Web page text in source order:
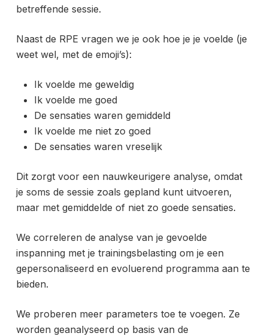
betreffende sessie.
Naast de RPE vragen we je ook hoe je je voelde (je
weet wel, met de emoji’s):
Ik voelde me geweldig
Ik voelde me goed
De sensaties waren gemiddeld
Ik voelde me niet zo goed
De sensaties waren vreselijk
Dit zorgt voor een nauwkeurigere analyse, omdat
je soms de sessie zoals gepland kunt uitvoeren,
maar met gemiddelde of niet zo goede sensaties.
We correleren de analyse van je gevoelde
inspanning met je trainingsbelasting om je een
gepersonaliseerd en evoluerend programma aan te
bieden.
We proberen meer parameters toe te voegen. Ze
worden geanalyseerd op basis van de